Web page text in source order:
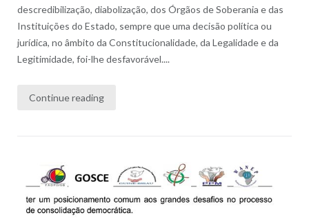
descredibilização, diabolização, dos Órgãos de Soberania e das
Instituições do Estado, sempre que uma decisão política ou
jurídica, no âmbito da Constitucionalidade, da Legalidade e da
Legitimidade, foi-lhe desfavorável....
Continue reading